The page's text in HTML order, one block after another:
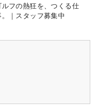
ルフの熱狂を、つくる仕
。｜スタッフ募集中